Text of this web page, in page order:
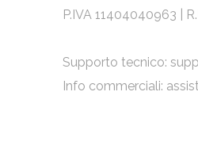
P.IVA 11404040963 |
Supporto tecnico:
Info commerciali: